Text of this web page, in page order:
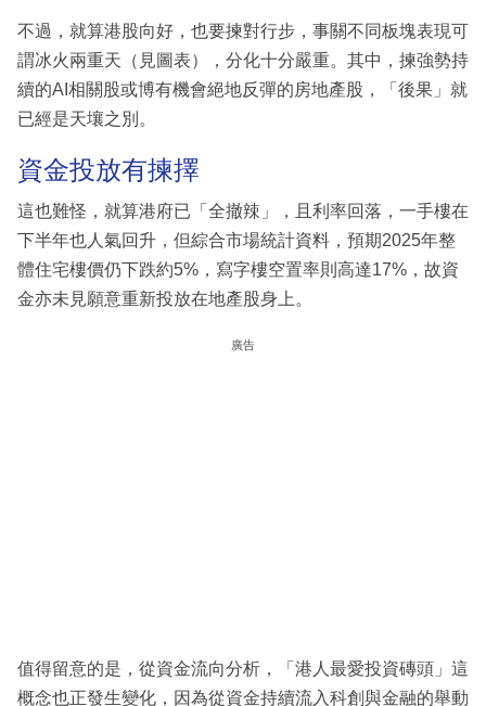
不過，就算港股向好，也要揀對行步，事關不同板塊表現可
謂冰火兩重天（見圖表），分化十分嚴重。其中，揀強勢持
續的AI相關股或博有機會絕地反彈的房地產股，「後果」就
已經是天壤之別。
資金投放有揀擇
這也難怪，就算港府已「全撤辣」，且利率回落，一手樓在
下半年也人氣回升，但綜合市場統計資料，預期2025年整
體住宅樓價仍下跌約5%，寫字樓空置率則高達17%，故資
金亦未見願意重新投放在地產股身上。
廣告
值得留意的是，從資金流向分析，「港人最愛投資磚頭」這
概念也正發生變化，因為從資金持續流入科創與金融的舉動